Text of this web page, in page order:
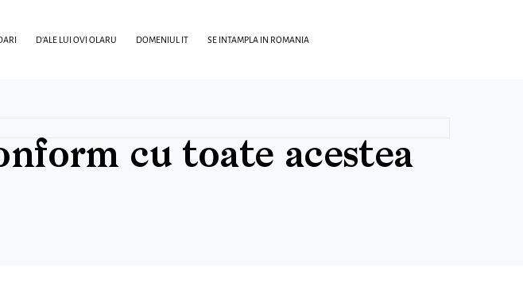
D’ALE LUI OVI OLARU DOMENIUL IT SE INTAMPLA IN ROMANIA
cu toate acestea